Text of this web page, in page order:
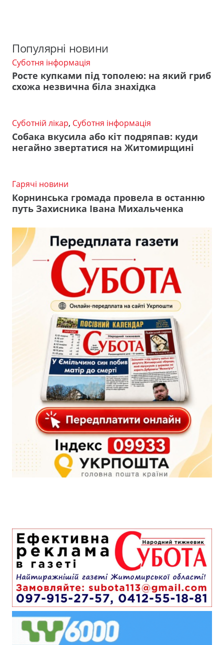
Популярні новини
Суботня інформація
Росте купками під тополею: на який гриб
схожа незвична біла знахідка
Суботній лікар, Суботня інформація
Собака вкусила або кіт подряпав: куди
негайно звертатися на Житомирщині
Гарячі новини
Корнинська громада провела в останню
путь Захисника Івана Михальченка